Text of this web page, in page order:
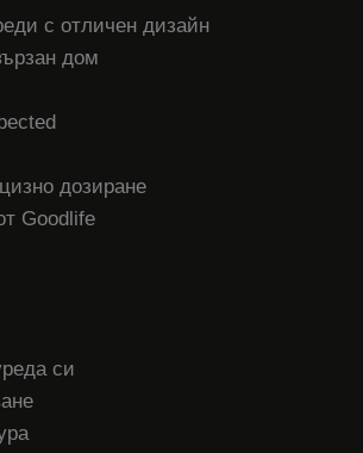
с отличен дизайн
дом
дозиране
Goodlife
си